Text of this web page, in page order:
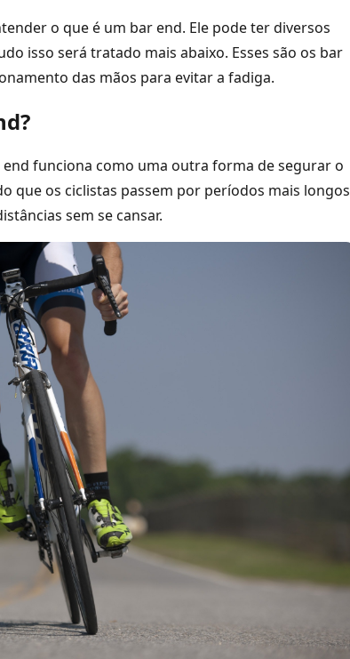
o que é um bar end. Ele pode ter diversos
isso será tratado mais abaixo. Esses são os bar
das mãos para evitar a fadiga.
funciona como uma outra forma de segurar o
que os ciclistas passem por períodos mais longos
sem se cansar.